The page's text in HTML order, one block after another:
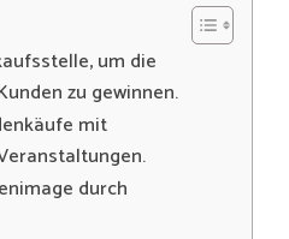
um die
zu gewinnen.
mit
durch